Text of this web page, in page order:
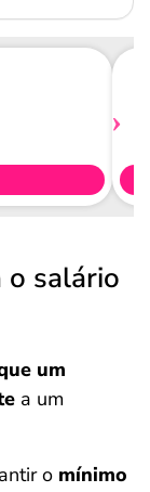
o salário
um
a um
o mínimo